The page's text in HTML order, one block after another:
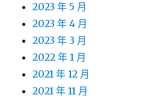
2023 年 5 月
2023 年 4 月
2023 年 3 月
2022 年 1 月
2021 年 12 月
2021 年 11 月